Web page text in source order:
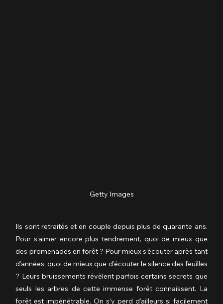
Getty Images
Ils sont retraités et en couple depuis plus de quarante ans.
Pour s’aimer encore plus tendrement, quoi de mieux que
des promenades en forêt ? Pour mieux s’écouter après tant
d’années, quoi de mieux que d’écouter le silence des feuilles
? Leurs bruissements révèlent parfois certains secrets que
seuls les arbres de cette immense forêt connaissent. La
forêt est impénétrable. On s’y perd d’ailleurs si facilement